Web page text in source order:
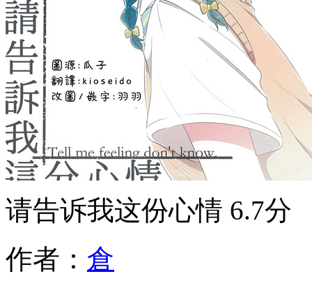
请告诉我这份心情 6.7分
作者： 倉